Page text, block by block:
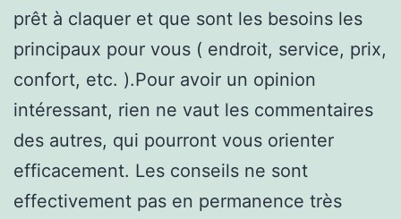
prêt à claquer et que sont les besoins les
principaux pour vous ( endroit, service, prix,
confort, etc. ).Pour avoir un opinion
intéressant, rien ne vaut les commentaires
des autres, qui pourront vous orienter
efficacement. Les conseils ne sont
effectivement pas en permanence très